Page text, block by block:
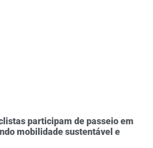
participam de passeio em
mobilidade sustentável e